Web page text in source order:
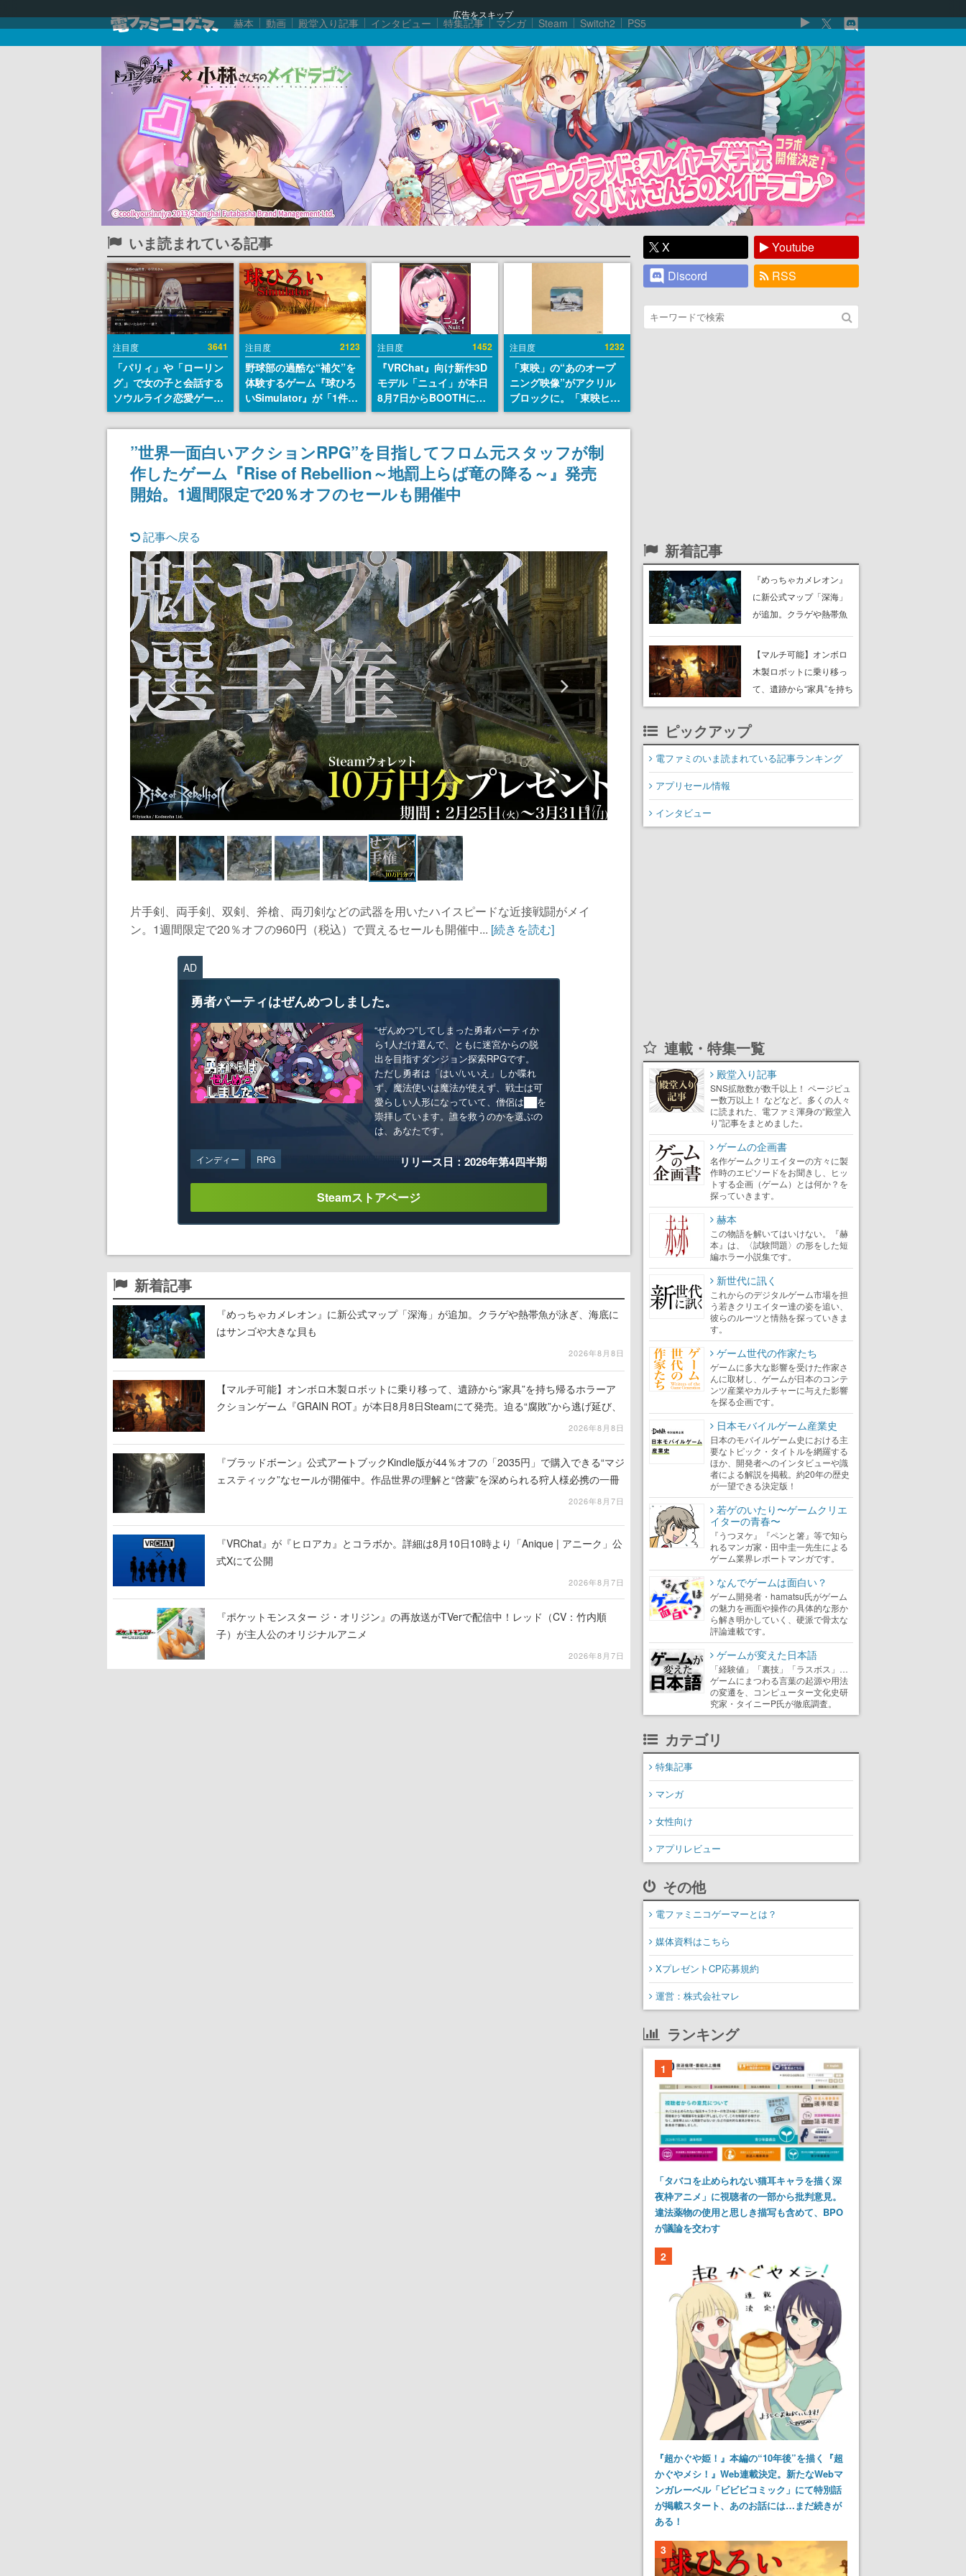
広告をスキップ
赫本 動画 殿堂入り記事 インタビュー 特集記事 マンガ Steam Switch2 PS5
いま読まれている記事
注目度 3641
「パリィ」や「ローリン
グ」で女の子と会話する
ソウルライク恋愛ゲーム
『小早川さんはソウルラ
イク』無料公開。返事に
失敗すると「YOU
DIED」
注目度 2123
野球部の過酷な“補欠”を
体験するゲーム『球ひろ
いSimulator』が「1件」
のウィッシュリストをも
とにチェコ語に対応し
SNSで話題に。『キング
ダム・カム』開発元やチ
ェコのプロ野球選手から
称賛の声
注目度 1452
『VRChat』向け新作3D
モデル「ニュイ」が本日
8月7日からBOOTHにて
発売。瞳に光る星や感情
豊かな表情が、小悪魔か
わいい
注目度 1232
「東映」の“あのオープ
ニング映像”がアクリル
ブロックに。「東映ヒス
トリカル グッズコレクシ
ョン」が8月下旬より発
”世界一面白いアクションRPG”を目指してフロム元スタッフが制
作したゲーム『Rise of Rebellion～地罰上らば竜の降る～』発売
開始。1週間限定で20％オフのセールも開催中
記事へ戻る
6 / 7
片手剣、両手剣、双剣、斧槍、両刃剣などの武器を用いたハイスピードな近接戦闘がメイ
ン。1週間限定で20％オフの960円（税込）で買えるセールも開催中... [続きを読む]
AD
勇者パーティはぜんめつしました。
“ぜんめつ”してしまった勇者パーティか
ら1人だけ選んで、ともに迷宮からの脱
出を目指すダンジョン探索RPGです。
ただし勇者は「はい/いいえ」しか喋れ
ず、魔法使いは魔法が使えず、戦士は可
愛らしい人形になっていて、僧侶は██を
崇拝しています。誰を救うのかを選ぶの
は、あなたです。
インディー RPG リリース日：2026年第4四半期
Steamストアページ
新着記事
『めっちゃカメレオン』に新公式マップ「深海」が追加。クラゲや熱帯魚が泳ぎ、海底に
はサンゴや大きな貝も
2026年8月8日
【マルチ可能】オンボロ木製ロボットに乗り移って、遺跡から“家具”を持ち帰るホラーア
クションゲーム『GRAIN ROT』が本日8月8日Steamにて発売。迫る“腐敗”から逃げ延び、
2026年8月8日
『ブラッドボーン』公式アートブックKindle版が44％オフの「2035円」で購入できる“マジ
ェスティック”なセールが開催中。作品世界の理解と“啓蒙”を深められる狩人様必携の一冊
2026年8月7日
『VRChat』が『ヒロアカ』とコラボか。詳細は8月10日10時より「Anique | アニーク」公
式Xにて公開
2026年8月7日
『ポケットモンスター ジ・オリジン』の再放送がTVerで配信中！レッド（CV：竹内順
子）が主人公のオリジナルアニメ
2026年8月7日
X
Youtube
Discord
RSS
新着記事
『めっちゃカメレオン』
に新公式マップ「深海」
が追加。クラゲや熱帯魚
や大きな貝も
【マルチ可能】オンボロ
木製ロボットに乗り移っ
て、遺跡から“家具”を持ち
帰るホラーアクションゲ
売。迫る“腐敗”から逃げ延
び、持ち帰った家具で基
ピックアップ
電ファミのいま読まれている記事ランキング
アプリセール情報
インタビュー
連載・特集一覧
殿堂入り記事
SNS拡散数が数千以上！ ページビュ
ー数万以上！ などなど。多くの人々
に読まれた、電ファミ渾身の“殿堂入
り”記事をまとめました。
ゲームの企画書
名作ゲームクリエイターの方々に製
作時のエピソードをお聞きし、ヒッ
トする企画（ゲーム）とは何か？を
探っていきます。
赫本
この物語を解いてはいけない。『赫
本』は、〈試験問題〉の形をした短
編ホラー小説集です。
新世代に訊く
これからのデジタルゲーム市場を担
う若きクリエイター達の姿を追い、
彼らのルーツと情熱を探っていきま
す。
ゲーム世代の作家たち
ゲームに多大な影響を受けた作家さ
んに取材し、ゲームが日本のコンテ
ンツ産業やカルチャーに与えた影響
を探る企画です。
日本モバイルゲーム産業史
日本のモバイルゲーム史における主
要なトピック・タイトルを網羅する
ほか、開発者へのインタビューや識
者による解説を掲載。約20年の歴史
が一望できる決定版！
若ゲのいたり〜ゲームクリエ
イターの青春〜
『うつヌケ』『ペンと箸』等で知ら
れるマンガ家・田中圭一先生による
ゲーム業界レポートマンガです。
なんでゲームは面白い？
ゲーム開発者・hamatsu氏がゲーム
の魅力を画面や操作の具体的な形か
ら解き明かしていく、硬派で骨太な
評論連載です。
ゲームが変えた日本語
「経験値」「裏技」「ラスボス」…
ゲームにまつわる言葉の起源や用法
の変遷を、コンピューター文化史研
究家・タイニーP氏が徹底調査。
カテゴリ
特集記事
マンガ
女性向け
アプリレビュー
その他
電ファミニコゲーマーとは？
媒体資料はこちら
XプレゼントCP応募規約
運営：株式会社マレ
ランキング
1
「タバコを止められない猫耳キャラを描く深
夜枠アニメ」に視聴者の一部から批判意見。
違法薬物の使用と思しき描写も含めて、BPO
が議論を交わす
2
『超かぐや姫！』本編の“10年後”を描く『超
かぐやメシ！』Web連載決定。新たなWebマ
ンガレーベル「ビビビコミック」にて特別話
が掲載スタート、あのお話には…まだ続きが
ある！
3